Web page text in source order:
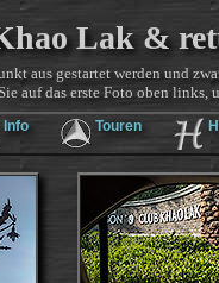
Lak &
aus gestartet werden und
auf das erste Foto oben links,
Info Touren